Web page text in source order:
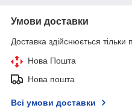
Умови доставки
Доставка здійснюється тільки
Нова Пошта
Нова пошта
Всі умови доставки